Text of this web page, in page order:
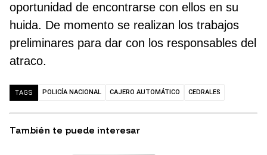
oportunidad de encontrarse con ellos en su
huida. De momento se realizan los trabajos
preliminares para dar con los responsables del
atraco.
TAGS POLICÍA NACIONAL CAJERO AUTOMÁTICO CEDRALES
También te puede interesar